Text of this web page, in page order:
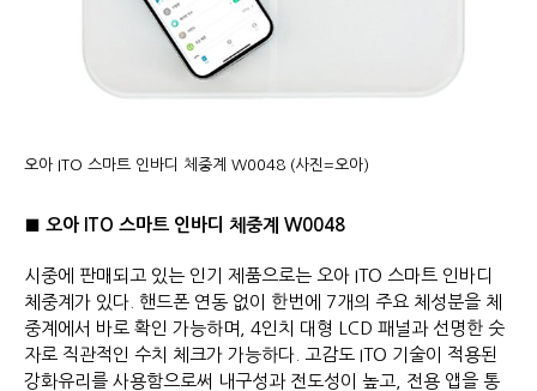
오아 ITO 스마트 인바디 체중계 W0048 (사진=오아)
■ 오아 ITO 스마트 인바디 체중계 W0048
시중에 판매되고 있는 인기 제품으로는 오아 ITO 스마트 인바디
체중계가 있다. 핸드폰 연동 없이 한번에 7개의 주요 체성분을 체
중계에서 바로 확인 가능하며, 4인치 대형 LCD 패널과 선명한 숫
자로 직관적인 수치 체크가 가능하다. 고감도 ITO 기술이 적용된
강화유리를 사용함으로써 내구성과 전도성이 높고, 전용 앱을 통